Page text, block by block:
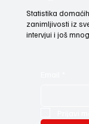
Statistika
zanimljivosti iz
intervjui i još